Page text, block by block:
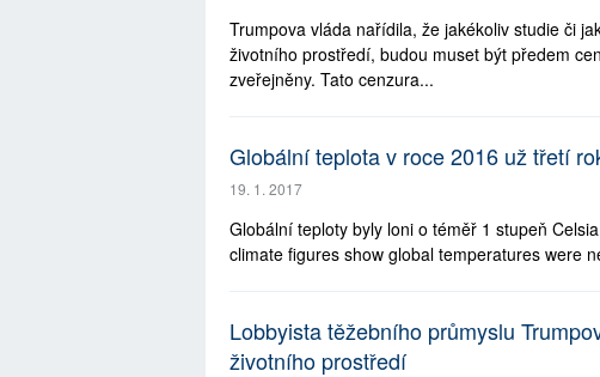
Trumpova vláda nařídila, že jakékoliv studie či
životního prostředí, budou muset být předem
zveřejněny. Tato cenzura...
Globální teplota v roce 2016 už třetí
19. 1. 2017
Globální teploty byly loni o téměř 1 stupeň
climate figures show global temperatures were
Lobbyista těžebního průmyslu
životního prostředí